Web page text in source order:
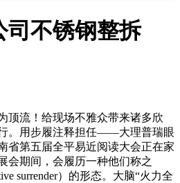
司不锈钢整拆
流！给现场不雅众带来诸多欣
。用步履注释担任——大理普瑞眼
省第五届全平易近阅读大会正在家
会期间，会履历一种他们称之
surrender）的形态。大脑“火力全